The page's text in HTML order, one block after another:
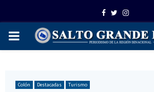
Facebook
TwitterInstagram
PRIMARY
Colón Destacadas Turismo